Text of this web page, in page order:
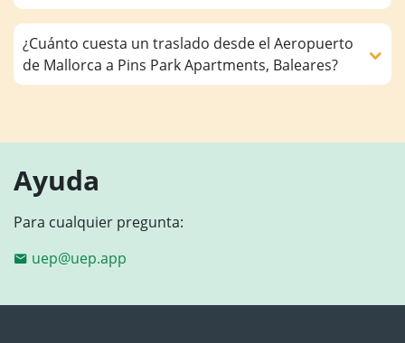
¿Cuánto cuesta un traslado desde el Aeropuerto
de Mallorca a Pins Park Apartments, Baleares?
Ayuda
Para cualquier pregunta:
uep@uep.app